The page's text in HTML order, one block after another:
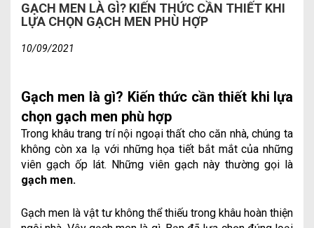
GẠCH MEN LÀ GÌ? KIẾN THỨC CẦN THIẾT KHI
LỰA CHỌN GẠCH MEN PHÙ HỢP
10/09/2021
Gạch men là gì? Kiến thức cần thiết khi lựa
chọn gạch men phù hợp
Trong khâu trang trí nội ngoại thất cho căn nhà, chúng ta
không còn xa lạ với những họa tiết bắt mắt của những
viên gạch ốp lát. Những viên gạch này thường gọi là
gạch men.
Gạch men là vật tư không thể thiếu trong khâu hoàn thiện